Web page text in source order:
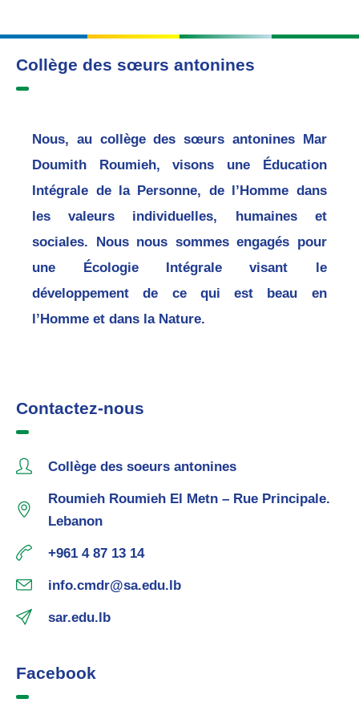
Collège des sœurs antonines
Nous, au collège des sœurs antonines Mar
Doumith Roumieh, visons une Éducation
Intégrale de la Personne, de l’Homme dans
les valeurs individuelles, humaines et
sociales. Nous nous sommes engagés pour
une Écologie Intégrale visant le
développement de ce qui est beau en
l’Homme et dans la Nature.
Contactez-nous
Collège des soeurs antonines
Roumieh Roumieh El Metn – Rue Principale.
Lebanon
+961 4 87 13 14
info.cmdr@sa.edu.lb
sar.edu.lb
Facebook